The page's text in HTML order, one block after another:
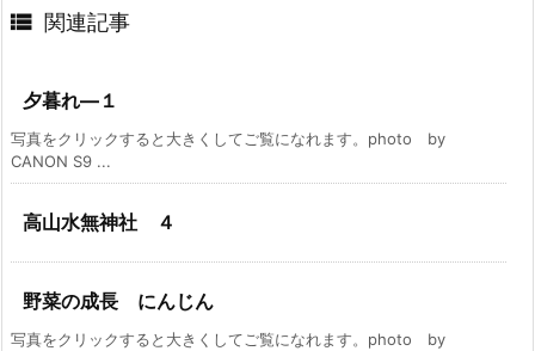
 関連記事
夕暮れ―１
写真をクリックすると大きくしてご覧になれます。photo by
CANON S9 ...
高山水無神社 ４
野菜の成長 にんじん
写真をクリックすると大きくしてご覧になれます。photo by